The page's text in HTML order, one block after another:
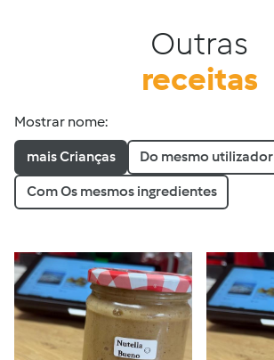
Outras
receitas
Mostrar nome:
mais Crianças Do mesmo utilizador
Com Os mesmos ingredientes